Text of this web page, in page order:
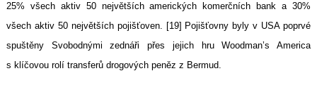
25% všech aktiv 50 největších amerických komerčních bank a 30%
všech aktiv 50 největších pojišťoven. [19] Pojišťovny byly v USA poprvé
spuštěny Svobodnými zednáři přes jejich hru Woodman’s America
s klíčovou rolí transferů drogových peněz z Bermud.